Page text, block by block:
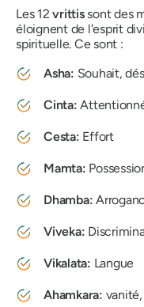
Les 12vrittissont des
éloignent de l'esprit
spirituelle. Ce sont :
Asha: Souhait,
Cinta:
Cesta: Effort
Mamta:
Dhamba:
Viveka:
Vikalata: Langue
Ahamkara: